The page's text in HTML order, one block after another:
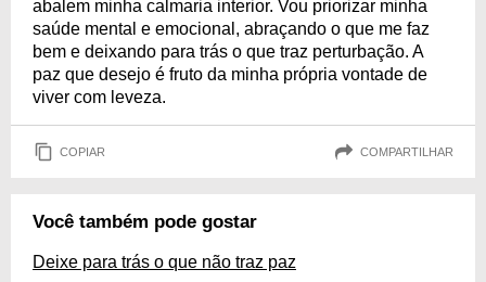
abalem minha calmaria interior. Vou priorizar minha
saúde mental e emocional, abraçando o que me faz
bem e deixando para trás o que traz perturbação. A
paz que desejo é fruto da minha própria vontade de
viver com leveza.
COPIAR COMPARTILHAR
Você também pode gostar
Deixe para trás o que não traz paz